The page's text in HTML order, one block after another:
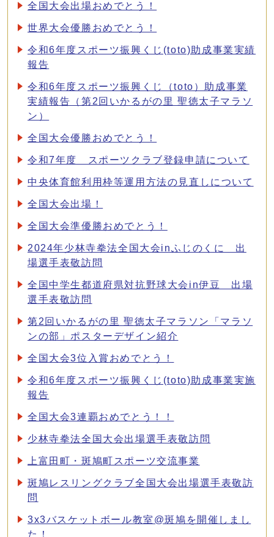
全国大会出場おめでとう！
世界大会優勝おめでとう！
令和6年度スポーツ振興くじ(toto)助成事業実績
報告
令和6年度スポーツ振興くじ（toto）助成事業
実績報告（第2回いかるがの里 聖徳太子マラソ
ン）
全国大会優勝おめでとう！
令和7年度 スポーツクラブ登録申請について
中央体育館利用枠等運用方法の見直しについて
全国大会出場！
全国大会準優勝おめでとう！
2024年少林寺拳法全国大会inふじのくに 出
場選手表敬訪問
全国中学生都道府県対抗野球大会in伊豆 出場
選手表敬訪問
第2回いかるがの里 聖徳太子マラソン「マラソ
ンの部」ポスターデザイン紹介
全国大会3位入賞おめでとう！
令和6年度スポーツ振興くじ(toto)助成事業実施
報告
全国大会3連覇おめでとう！！
少林寺拳法全国大会出場選手表敬訪問
上富田町・斑鳩町スポーツ交流事業
斑鳩レスリングクラブ全国大会出場選手表敬訪
問
3x3バスケットボール教室@斑鳩を開催しまし
た！